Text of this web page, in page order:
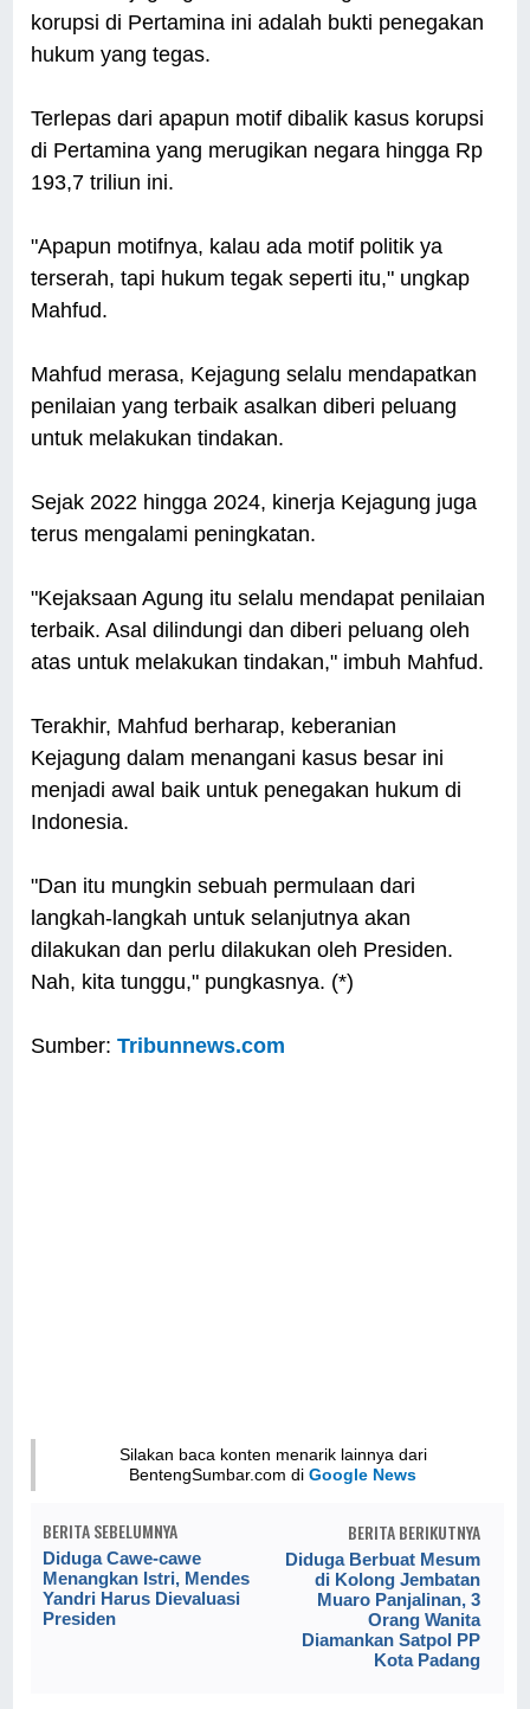
korupsi di Pertamina ini adalah bukti penegakan
hukum yang tegas.
Terlepas dari apapun motif dibalik kasus korupsi
di Pertamina yang merugikan negara hingga Rp
193,7 triliun ini.
"Apapun motifnya, kalau ada motif politik ya
terserah, tapi hukum tegak seperti itu," ungkap
Mahfud.
Mahfud merasa, Kejagung selalu mendapatkan
penilaian yang terbaik asalkan diberi peluang
untuk melakukan tindakan.
Sejak 2022 hingga 2024, kinerja Kejagung juga
terus mengalami peningkatan.
"Kejaksaan Agung itu selalu mendapat penilaian
terbaik. Asal dilindungi dan diberi peluang oleh
atas untuk melakukan tindakan," imbuh Mahfud.
Terakhir, Mahfud berharap, keberanian
Kejagung dalam menangani kasus besar ini
menjadi awal baik untuk penegakan hukum di
Indonesia.
"Dan itu mungkin sebuah permulaan dari
langkah-langkah untuk selanjutnya akan
dilakukan dan perlu dilakukan oleh Presiden.
Nah, kita tunggu," pungkasnya. (*)
Sumber:Tribunnews.com
Silakan baca konten menarik lainnya dari
BentengSumbar.com diGoogle News
BERITA SEBELUMNYA
Diduga Cawe-cawe
Menangkan Istri, Mendes
Yandri Harus Dievaluasi
Presiden
BERITA BERIKUTNYA
Diduga Berbuat Mesum
di Kolong Jembatan
Muaro Panjalinan, 3
Orang Wanita
Diamankan Satpol PP
Kota Padang